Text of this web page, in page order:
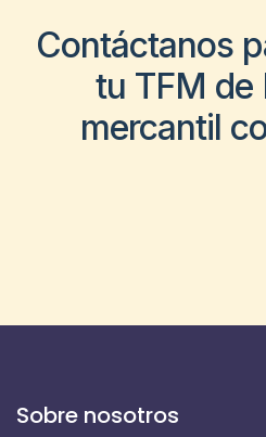
Contáctanos
tu TFM de
mercantil
Sobre nosotros